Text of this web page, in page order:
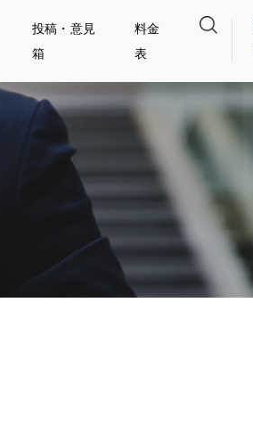
投稿・意見
箱
料金
表